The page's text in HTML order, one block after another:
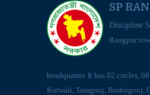
SP
Discipline
Rangpur
headquarter. It has 02 circles,
Kotwali, Taragonj, Bodorgonj,